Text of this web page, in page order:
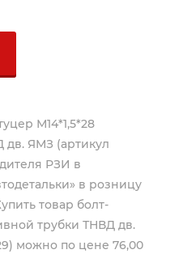
М14*1,5*28
дв. ЯМЗ (артикул
РЗИ в
в розницу
товар болт-
трубки ТНВД дв.
можно по цене 76,00